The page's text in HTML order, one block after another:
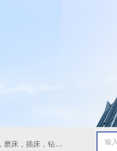
数控车床，加工中心，数控铣床，立钻，台钻，摇臂钻床，锯床，牛头刨床，磨床，插床，钻铣床，滚齿机